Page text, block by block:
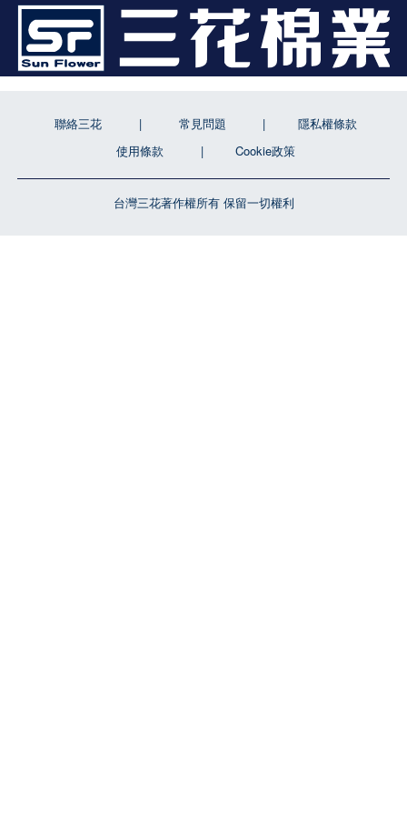
台灣三花著作權所有 保留一切權利
聯絡三花 常見問題
隱私權條款
使用條款
Cookie政策